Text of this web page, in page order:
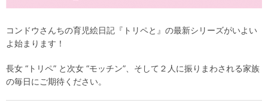
コンドウさんちの育児絵日記『トリペと』の最新シリーズがいよい
よ始まります！
長女 “トリペ” と次女 “モッチン”、そして２人に振りまわされる家族
の毎日にご期待ください。